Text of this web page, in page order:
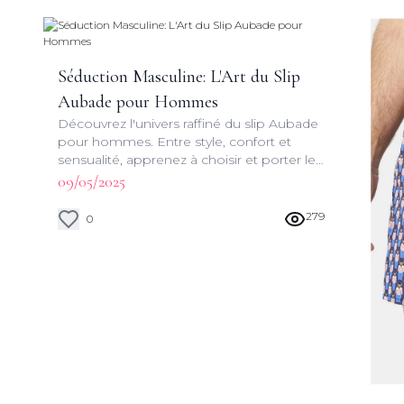
Séduction Masculine: L'Art du Slip
Aubade pour Hommes
Découvrez l'univers raffiné du slip Aubade
pour hommes. Entre style, confort et
sensualité, apprenez à choisir et porter le
sous-vêtement parfait pour sublimer
votre silhouette.
09/05/2025
0 279